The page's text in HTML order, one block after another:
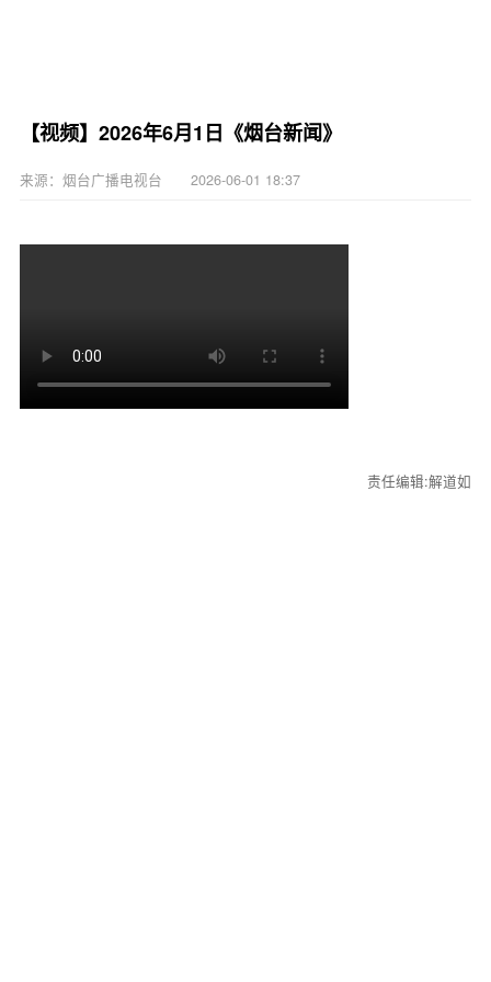
【视频】2026年6月1日《烟台新闻》
来源：烟台广播电视台 2026-06-01 18:37
责任编辑:解道如